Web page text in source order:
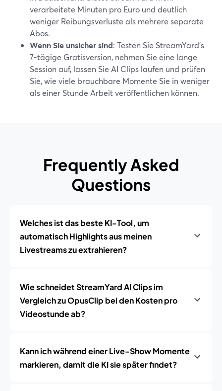
verarbeitete Minuten pro Euro und deutlich
weniger Reibungsverluste als mehrere separate
Abos.
Wenn Sie unsicher sind: Testen Sie StreamYard’s
7-tägige Gratisversion, nehmen Sie eine lange
Session auf, lassen Sie AI Clips laufen und prüfen
Sie, wie viele brauchbare Momente Sie in weniger
als einer Stunde Arbeit veröffentlichen können.
Frequently Asked
Questions
Welches ist das beste KI-Tool, um
automatisch Highlights aus meinen
Livestreams zu extrahieren?
Wie schneidet StreamYard AI Clips im
Vergleich zu OpusClip bei den Kosten pro
Videostunde ab?
Kann ich während einer Live-Show Momente
markieren, damit die KI sie später findet?